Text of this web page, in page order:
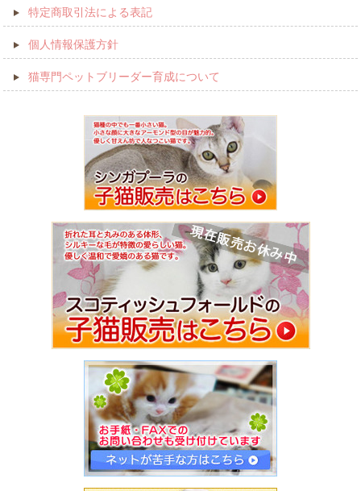
特定商取引法による表記
個人情報保護方針
猫専門ペットブリーダー育成について